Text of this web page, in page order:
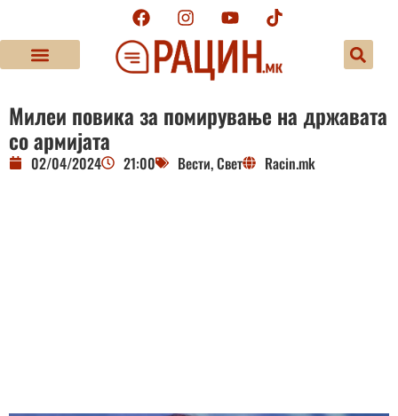
Милеи повика за помирување на државата
со армијата
02/04/2024 21:00 Вести,Свет Racin.mk